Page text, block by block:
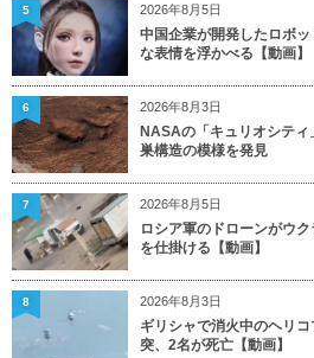
2026年8月5日
中国企業が開発したロボ
な表情を浮かべる【動画】
5
2026年8月3日
NASAの「キュリオシテ
巣構造の模様を発見
6
2026年8月5日
ロシア軍のドローンがウ
を仕掛ける【動画】
7
2026年8月3日
ギリシャで消火中のヘリ
突、2名が死亡【動画】
8